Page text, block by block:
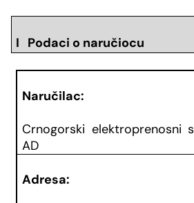
I Podaci o naručiocu
Naručilac:
Crnogorski elektroprenosni
AD
Adresa: